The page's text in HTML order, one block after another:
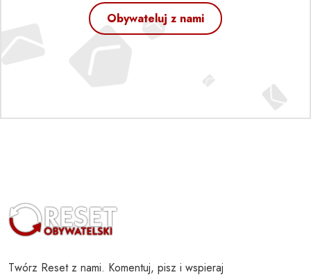
Obywateluj z nami
Twórz Reset z nami. Komentuj, pisz i wspieraj